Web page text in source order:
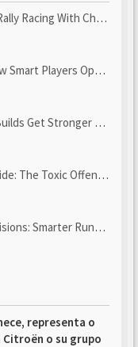
With Challenging Track...
Optimize Gear, Build...
With u4gm’s Ice C...
Offensive Scheme Your ...
Runs With U4N
representa o
o su grupo